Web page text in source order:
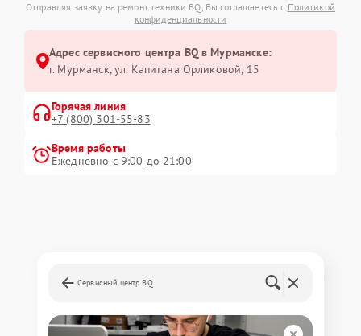
Отправляя заявку на ремонт техники BQ, Вы соглашаетесь с Политикой
конфиденциальности
Адрес сервисного центра BQ в Мурманске:
г. Мурманск, ул. Капитана Орликовой, 15
Горячая линия
+7 (800) 301-55-83
Время работы
Ежедневно с 9:00 до 21:00
Сервисный центр BQ